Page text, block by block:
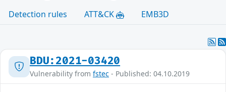
Detection rules
ATT&CK EMB3D
BDU:2021-03420
Vulnerability from fstec - Published: 04.10.2019